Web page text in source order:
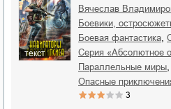
текст
Вячеслав
боевики,
боевая фантастика
серия «Абсолютное
параллельные миры
опасные
3